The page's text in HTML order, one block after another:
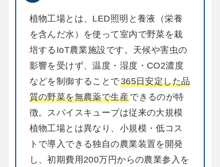
植物工場とは、LED照明と養液（栄養
を含んだ水）を使って室内で野菜を栽
培するIoT農業施設です。天候や害虫の
影響を受けず、温度・湿度・CO2濃度
などを制御することで365日安定した品
質の野菜を無農薬で生産できるのが特
徴。スパイスキューブは従来の大規模
植物工場とは異なり、小規模・低コス
トで導入できる独自の農業装置を開発
し、初期費用200万円からの農業参入を